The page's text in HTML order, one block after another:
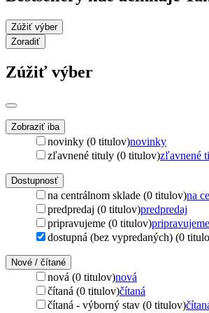
Zúžiť výber
Zoradiť
Zúžiť výber
Zobraziť iba
novinky (0 titulov)novinky
zľavnené tituly (0 titulov)zľavnené
Dostupnosť
na centrálnom sklade (0 titulov)na
predpredaj (0 titulov)predpredaj
pripravujeme (0 titulov)pripravujeme
dostupná (bez vypredaných) (0
Nové / čítané
nová (0 titulov)nová
čítaná (0 titulov)čítaná
čítaná - výborný stav (0 titulov)